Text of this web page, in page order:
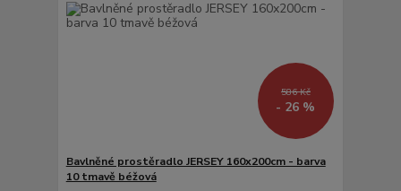
586 Kč
- 26 %
Bavlněné prostěradlo JERSEY 160x200cm - barva
10 tmavě béžová